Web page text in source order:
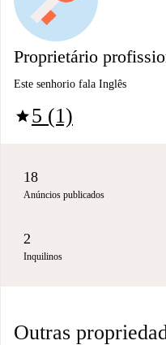
Proprietário
Este senhorio fala Inglês
star5 (1)
18
Anúncios publicados
2
Inquilinos
Outras